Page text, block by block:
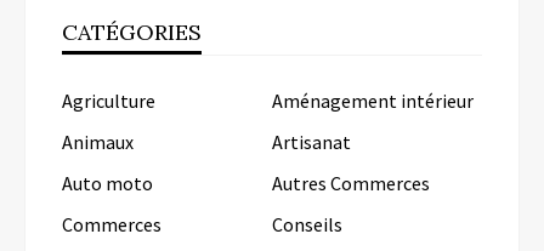
CATÉGORIES
Agriculture
Aménagement intérieur
Animaux
Artisanat
Auto moto
Autres Commerces
Commerces
Conseils